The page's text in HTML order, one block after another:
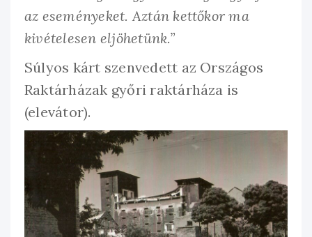
az eseményeket. Aztán kettőkor ma
kivételesen eljöhetünk.”
Súlyos kárt szenvedett az Országos
Raktárházak győri raktárháza is
(elevátor).